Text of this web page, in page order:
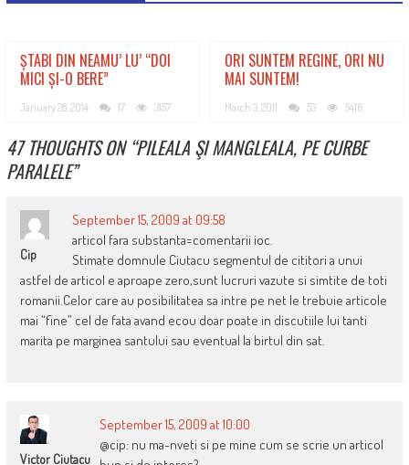
ȘTABI DIN NEAMU’ LU’ “DOI
MICI ȘI-O BERE”
January 28, 2014 17 3157
ORI SUNTEM REGINE, ORI NU
MAI SUNTEM!
March 3, 2011 53 5416
47 THOUGHTS ON “PILEALA ŞI MANGLEALA, PE CURBE
PARALELE”
Cip
September 15, 2009 at 09:58
articol fara substanta=comentarii ioc.
Stimate domnule Ciutacu segmentul de cititori a unui
astfel de articol e aproape zero,sunt lucruri vazute si simtite de toti
romanii.Celor care au posibilitatea sa intre pe net le trebuie articole
mai “fine” cel de fata avand ecou doar poate in discutiile lui tanti
marita pe marginea santului sau eventual la birtul din sat.
Victor Ciutacu
September 15, 2009 at 10:00
@cip: nu ma-nveti si pe mine cum se scrie un articol